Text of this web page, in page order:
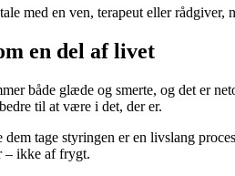
med en ven, terapeut eller
en del af livet
både glæde og smerte, og det er
til at være i det, der er.
dem tage styringen er en livslang
– ikke af frygt.